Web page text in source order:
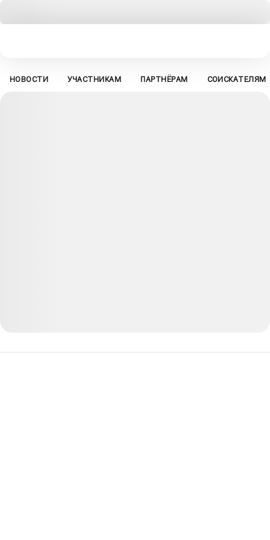
НОВОСТИ УЧАСТНИКАМ ПАРТНЁРАМ СОИСКАТЕЛЯМ